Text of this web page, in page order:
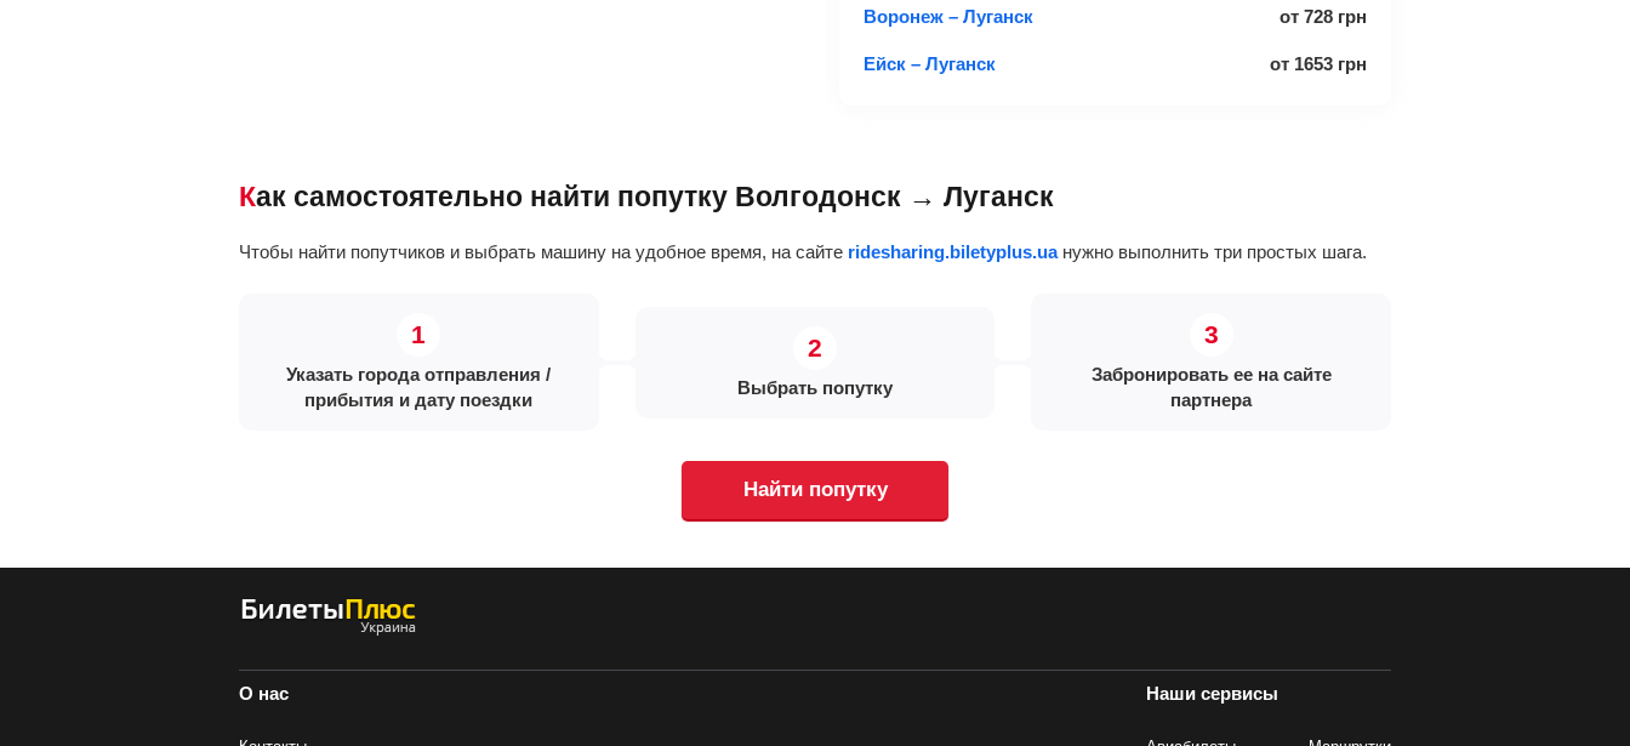
Воронеж – Луганск от 728 грн
Ейск – Луганск от 1653 грн
Как самостоятельно найти попутку Волгодонск → Луганск
Чтобы найти попутчиков и выбрать машину на удобное время, на сайте ridesharing.biletyplus.uaнужно выполнить три простых шага.
Указать города отправления /
прибытия и дату поездки
Выбрать попутку
Забронировать ее на сайте
партнера
Найти попутку
О нас Наши сервисы